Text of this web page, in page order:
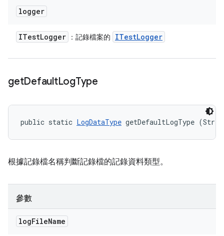
logger
ITestLogger ：記錄檔案的 ITestLogger
getDefaultLogType
public static LogDataType getDefaultLogType
根據記錄檔名稱判斷記錄檔的記錄資料類型。
參數
logFileName